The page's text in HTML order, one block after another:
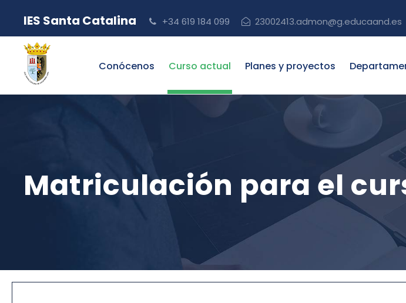
IES Santa Catalina +34 619 184 099 23002413.admon@g.educaand.es
Conócenos Curso actual Planes y proyectos
Matriculación para el